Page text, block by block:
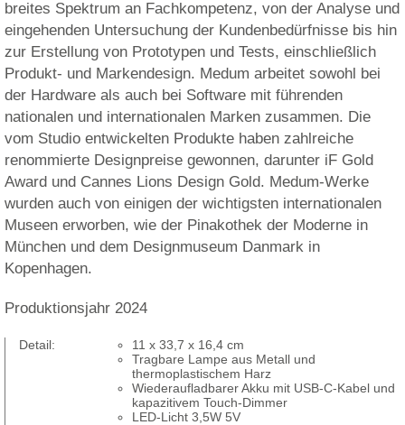
breites Spektrum an Fachkompetenz, von der Analyse und
eingehenden Untersuchung der Kundenbedürfnisse bis hin
zur Erstellung von Prototypen und Tests, einschließlich
Produkt- und Markendesign. Medum arbeitet sowohl bei
der Hardware als auch bei Software mit führenden
nationalen und internationalen Marken zusammen. Die
vom Studio entwickelten Produkte haben zahlreiche
renommierte Designpreise gewonnen, darunter iF Gold
Award und Cannes Lions Design Gold. Medum-Werke
wurden auch von einigen der wichtigsten internationalen
Museen erworben, wie der Pinakothek der Moderne in
München und dem Designmuseum Danmark in
Kopenhagen.
Produktionsjahr 2024
Detail:
11 x 33,7 x 16,4 cm
Tragbare Lampe aus Metall und
thermoplastischem Harz
Wiederaufladbarer Akku mit USB-C-Kabel und
kapazitivem Touch-Dimmer
LED-Licht 3,5W 5V